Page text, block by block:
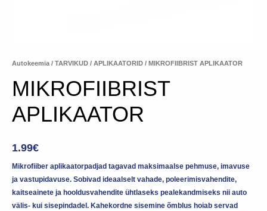
Autokeemia / TARVIKUD / APLIKAATORID / MIKROFIIBRIST APLIKAATOR
MIKROFIIBRIST
APLIKAATOR
1.99€
Mikrofiiber aplikaatorpadjad tagavad maksimaalse pehmuse, imavuse
ja vastupidavuse. Sobivad ideaalselt vahade, poleerimisvahendite,
kaitseainete ja hooldusvahendite ühtlaseks pealekandmiseks nii auto
välis- kui sisepindadel. Kahekordne sisemine õmblus hoiab servad